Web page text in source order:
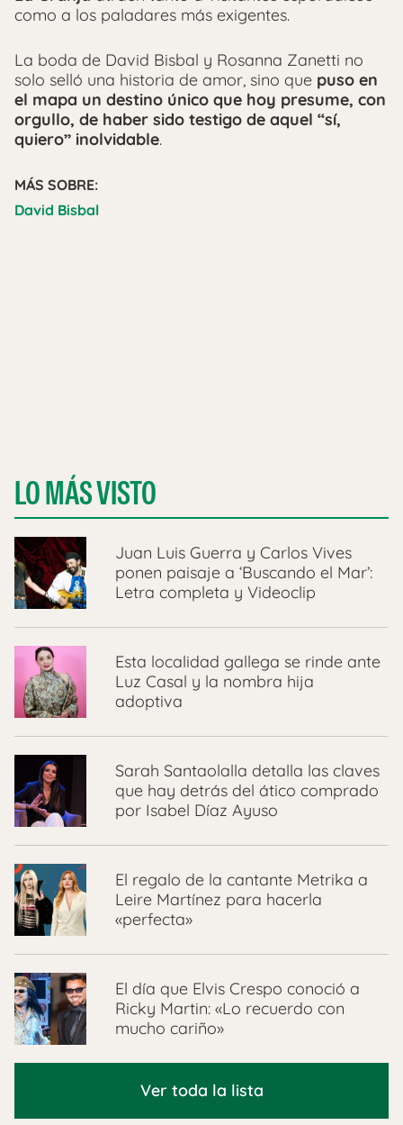
como a los paladares más exigentes.
La boda de David Bisbal y Rosanna Zanetti no
solo selló una historia de amor, sino que puso en
el mapa un destino único que hoy presume, con
orgullo, de haber sido testigo de aquel “sí,
quiero” inolvidable.
MÁS SOBRE:
David Bisbal
LO MÁS VISTO
Juan Luis Guerra y Carlos Vives
ponen paisaje a ‘Buscando el Mar’:
Letra completa y Videoclip
Esta localidad gallega se rinde ante
Luz Casal y la nombra hija
adoptiva
Sarah Santaolalla detalla las claves
que hay detrás del ático comprado
por Isabel Díaz Ayuso
El regalo de la cantante Metrika a
Leire Martínez para hacerla
«perfecta»
El día que Elvis Crespo conoció a
Ricky Martin: «Lo recuerdo con
mucho cariño»
Ver toda la lista